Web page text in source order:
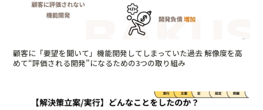
顧客に「要望を聞いて」機能開発してしまっていた過去 解像度を高
めて“評価される開発”になるための3つの取り組み